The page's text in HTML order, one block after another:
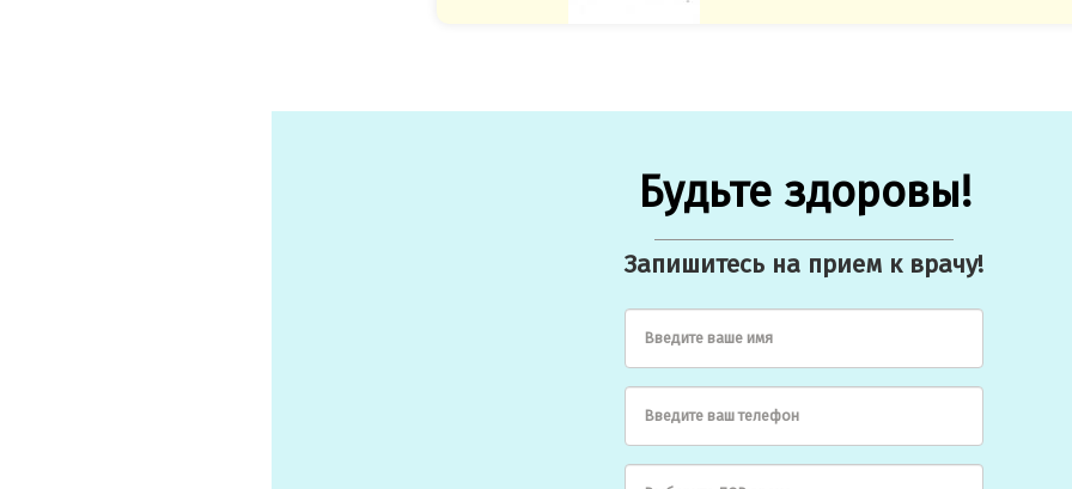
Будьте здоровы!
Запишитесь на прием к врачу!
Введите ваше имя
Введите ваш телефон